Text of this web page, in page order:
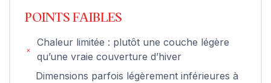
POINTS FAIBLES
Chaleur limitée : plutôt une couche légère
qu’une vraie couverture d’hiver
Dimensions parfois légèrement inférieures à